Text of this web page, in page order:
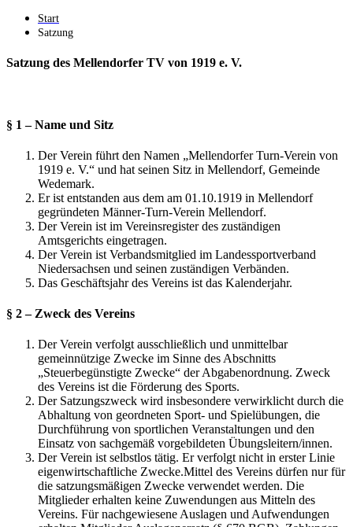
Start
Satzung
Satzung des Mellendorfer TV von 1919 e. V.
§ 1 – Name und Sitz
Der Verein führt den Namen „Mellendorfer Turn-Verein von
1919 e. V.“ und hat seinen Sitz in Mellendorf, Gemeinde
Wedemark.
Er ist entstanden aus dem am 01.10.1919 in Mellendorf
gegründeten Männer-Turn-Verein Mellendorf.
Der Verein ist im Vereinsregister des zuständigen
Amtsgerichts eingetragen.
Der Verein ist Verbandsmitglied im Landessportverband
Niedersachsen und seinen zuständigen Verbänden.
Das Geschäftsjahr des Vereins ist das Kalenderjahr.
§ 2 – Zweck des Vereins
Der Verein verfolgt ausschließlich und unmittelbar
gemeinnützige Zwecke im Sinne des Abschnitts
„Steuerbegünstigte Zwecke“ der Abgabenordnung. Zweck
des Vereins ist die Förderung des Sports.
Der Satzungszweck wird insbesondere verwirklicht durch die
Abhaltung von geordneten Sport- und Spielübungen, die
Durchführung von sportlichen Veranstaltungen und den
Einsatz von sachgemäß vorgebildeten Übungsleitern/innen.
Der Verein ist selbstlos tätig. Er verfolgt nicht in erster Linie
eigenwirtschaftliche Zwecke.Mittel des Vereins dürfen nur für
die satzungsmäßigen Zwecke verwendet werden. Die
Mitglieder erhalten keine Zuwendungen aus Mitteln des
Vereins. Für nachgewiesene Auslagen und Aufwendungen